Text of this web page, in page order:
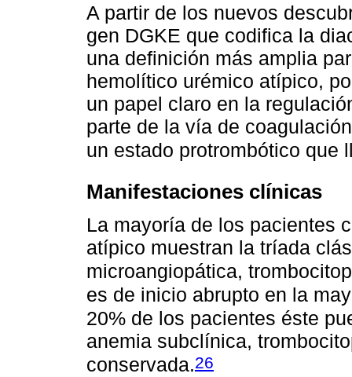
A partir de los nuevos
gen DGKE que codifica la
una definición más amplia
hemolítico urémico atípico,
un papel claro en la
parte de la vía de
un estado protrombótico que
Manifestaciones clínicas
La mayoría de los pacientes
atípico muestran la tríada
microangiopática,
es de inicio abrupto en la
20% de los pacientes éste
anemia subclínica,
conservada.26